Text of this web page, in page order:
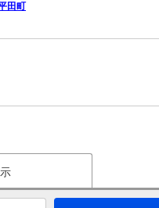
田町